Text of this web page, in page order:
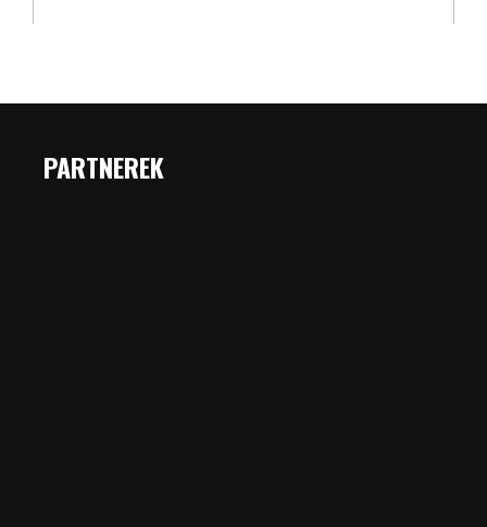
PARTNEREK